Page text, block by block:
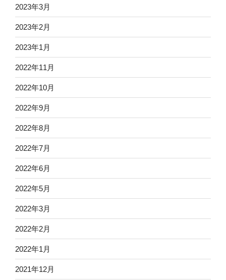
2023年3月
2023年2月
2023年1月
2022年11月
2022年10月
2022年9月
2022年8月
2022年7月
2022年6月
2022年5月
2022年3月
2022年2月
2022年1月
2021年12月